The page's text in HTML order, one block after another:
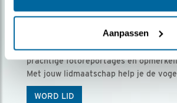
Aanpassen
Ontvang 5 x Vogels voor €
Vogels is het tijdschrift voor onze
prachtige fotoreportages en
Met jouw lidmaatschap help je de
WORD LID